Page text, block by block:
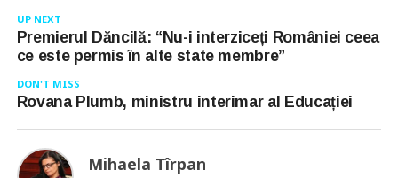
UP NEXT
Premierul Dăncilă: “Nu-i interziceți României ceea
ce este permis în alte state membre”
DON'T MISS
Rovana Plumb, ministru interimar al Educației
Mihaela Tîrpan